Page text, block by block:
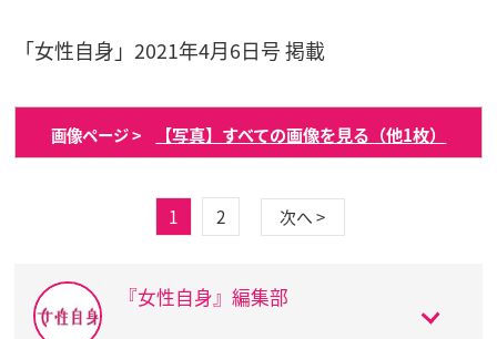
「女性自身」2021年4月6日号 掲載
画像ページ > 【写真】すべての画像を見る（他1枚）
1 2 次へ >
『女性自身』編集部